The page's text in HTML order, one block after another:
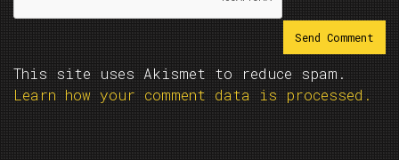
This site uses Akismet to reduce spam.
Learn how your comment data is processed.